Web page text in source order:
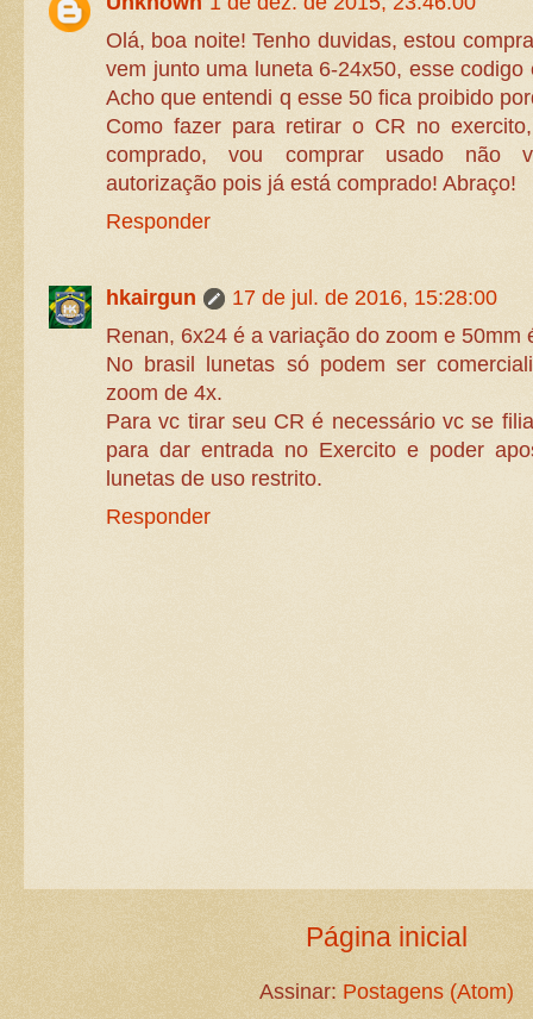
Olá, boa noite! Tenho duvidas, estou
vem junto uma luneta 6-24x50, esse codigo
Acho que entendi q esse 50 fica proibido
Como fazer para retirar o CR no
comprado, vou comprar usado não
autorização pois já está comprado! Abraço!
Responder
hkairgun
17 de jul. de 2016, 15:28:00
Renan, 6x24 é a variação do zoom e 50mm
No brasil lunetas só podem ser
zoom de 4x.
Para vc tirar seu CR é necessário vc se
para dar entrada no Exercito e poder
lunetas de uso restrito.
Responder
Página inicial
Assinar: Postagens (Atom)